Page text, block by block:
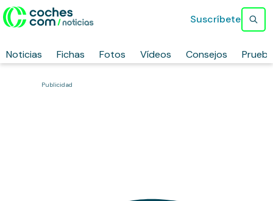
Noticias Fichas Fotos Vídeos Consejos
Suscríbete
Publicidad